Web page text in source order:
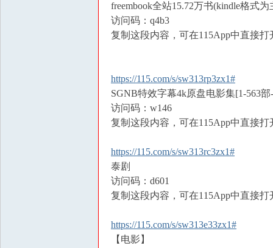
freembook全站15.72万书(kindle格式为
访问码：q4b3
复制这段内容，可在115App中直接打
https://115.com/s/sw313rp3zx1#
SGNB特效字幕4k原盘电影集[1-563部
访问码：w146
复制这段内容，可在115App中直接打
https://115.com/s/sw313rc3zx1#
泰剧
访问码：d601
复制这段内容，可在115App中直接打
https://115.com/s/sw313e33zx1#
【电影】